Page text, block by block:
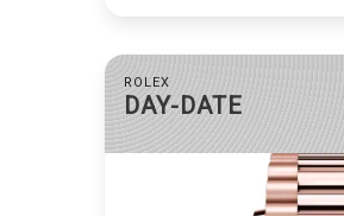
ROLEX
DAY-DATE